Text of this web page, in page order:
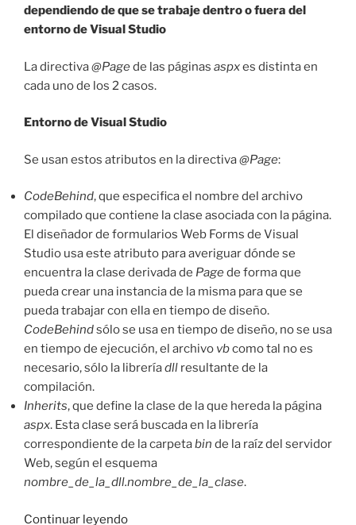
dependiendo de que se trabaje dentro o fuera del
entorno de Visual Studio
La directiva@Pagede las páginas aspxes distinta en
cada uno de los 2 casos.
Entorno de Visual Studio
Se usan estos atributos en la directiva@Page:
CodeBehind, que especifica el nombre del archivo
compilado que contiene la clase asociada con la página.
El diseñador de formularios Web Forms de Visual
Studio usa este atributo para averiguar dónde se
encuentra la clase derivada de Pagede forma que
pueda crear una instancia de la misma para que se
pueda trabajar con ella en tiempo de diseño.
CodeBehindsólo se usa en tiempo de diseño, no se usa
en tiempo de ejecución, el archivo vbcomo tal no es
necesario, sólo la libreríadll resultante de la
compilación.
Inherits, que define la clase de la que hereda la página
aspx. Esta clase será buscada en la librería
correspondiente de la carpetabin de la raíz del servidor
Web, según el esquema
nombre_de_la_dll.nombre_de_la_clase.
Continuar leyendo«Atributos